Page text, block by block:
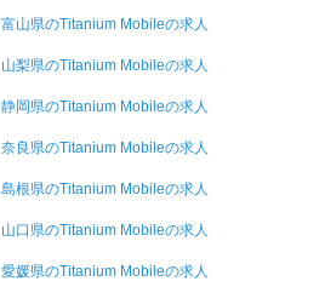
富山県のTitanium Mobileの求人
山梨県のTitanium Mobileの求人
静岡県のTitanium Mobileの求人
奈良県のTitanium Mobileの求人
島根県のTitanium Mobileの求人
山口県のTitanium Mobileの求人
愛媛県のTitanium Mobileの求人